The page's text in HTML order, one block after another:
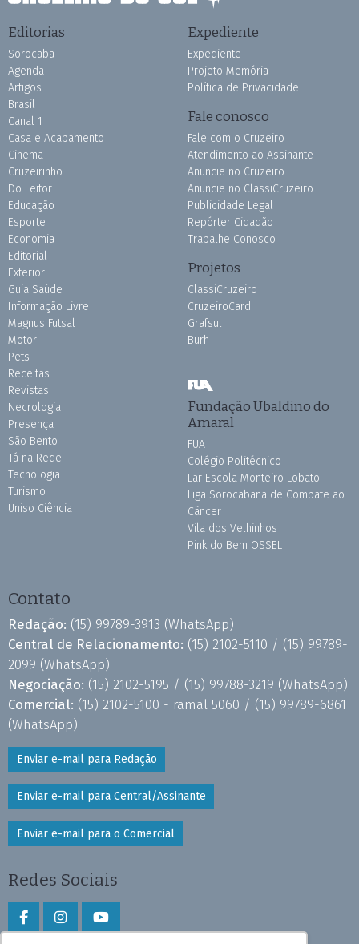
Editorias
Sorocaba
Agenda
Artigos
Brasil
Canal 1
Casa e Acabamento
Cinema
Cruzeirinho
Do Leitor
Educação
Esporte
Economia
Editorial
Exterior
Guia Saúde
Informação Livre
Magnus Futsal
Motor
Pets
Receitas
Revistas
Necrologia
Presença
São Bento
Tá na Rede
Tecnologia
Turismo
Uniso Ciência
Expediente
Expediente
Projeto Memória
Política de Privacidade
Fale conosco
Fale com o Cruzeiro
Atendimento ao Assinante
Anuncie no Cruzeiro
Anuncie no ClassiCruzeiro
Publicidade Legal
Repórter Cidadão
Trabalhe Conosco
Projetos
ClassiCruzeiro
CruzeiroCard
Grafsul
Burh
Fundação Ubaldino do
Amaral
FUA
Colégio Politécnico
Lar Escola Monteiro Lobato
Liga Sorocabana de Combate ao
Câncer
Vila dos Velhinhos
Pink do Bem OSSEL
Contato
Redação: (15) 99789-3913 (WhatsApp)
Central de Relacionamento: (15) 2102-5110 / (15) 99789-
2099 (WhatsApp)
Negociação: (15) 2102-5195 / (15) 99788-3219 (WhatsApp)
Comercial: (15) 2102-5100 - ramal 5060 / (15) 99789-6861
(WhatsApp)
Enviar e-mail para Redação
Enviar e-mail para Central/Assinante
Enviar e-mail para o Comercial
Redes Sociais